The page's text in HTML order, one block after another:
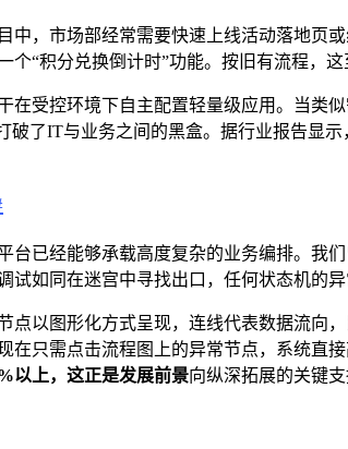
中，市场部经常需要快速上线活动落地页
“积分兑换倒计时”功能。按旧有流程，
在受控环境下自主配置轻量级应用。当类
破了IT与业务之间的黑盒。据行业报告显
台已经能够承载高度复杂的业务编排。我
如同在迷宫中寻找出口，任何状态机的异
点以图形化方式呈现，连线代表数据流向
在只需点击流程图上的异常节点，系统直
以上，这正是发展前景向纵深拓展的关键支